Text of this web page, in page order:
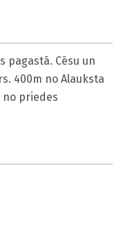
pagastā. Cēsu un
400m no Alauksta
no priedes